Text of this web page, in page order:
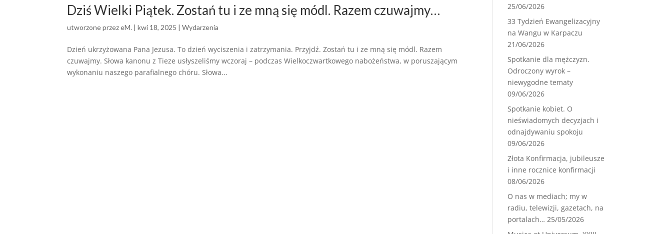
Dziś Wielki Piątek. Zostań tu i ze mną się módl. Razem czuwajmy…
utworzone przezeM. |kwi 18, 2025 |Wydarzenia
Dzień ukrzyżowana Pana Jezusa. To dzień wyciszenia i zatrzymania. Przyjdź. Zostań tu i ze mną się módl. Razem
czuwajmy. Słowa kanonu z Tieze usłyszeliśmy wczoraj – podczas Wielkoczwartkowego nabożeństwa, w poruszającym
wykonaniu naszego parafialnego chóru. Słowa...
25/06/2026
33 Tydzień Ewangelizacyjny
na Wangu w Karpaczu
21/06/2026
Spotkanie dla mężczyzn.
Odroczony wyrok –
niewygodne tematy
09/06/2026
Spotkanie kobiet. O
nieświadomych decyzjach i
odnajdywaniu spokoju
09/06/2026
Złota Konfirmacja, jubileusze
i inne rocznice konfirmacji
08/06/2026
O nas w mediach; my w
radiu, telewizji, gazetach, na
portalach… 25/05/2026